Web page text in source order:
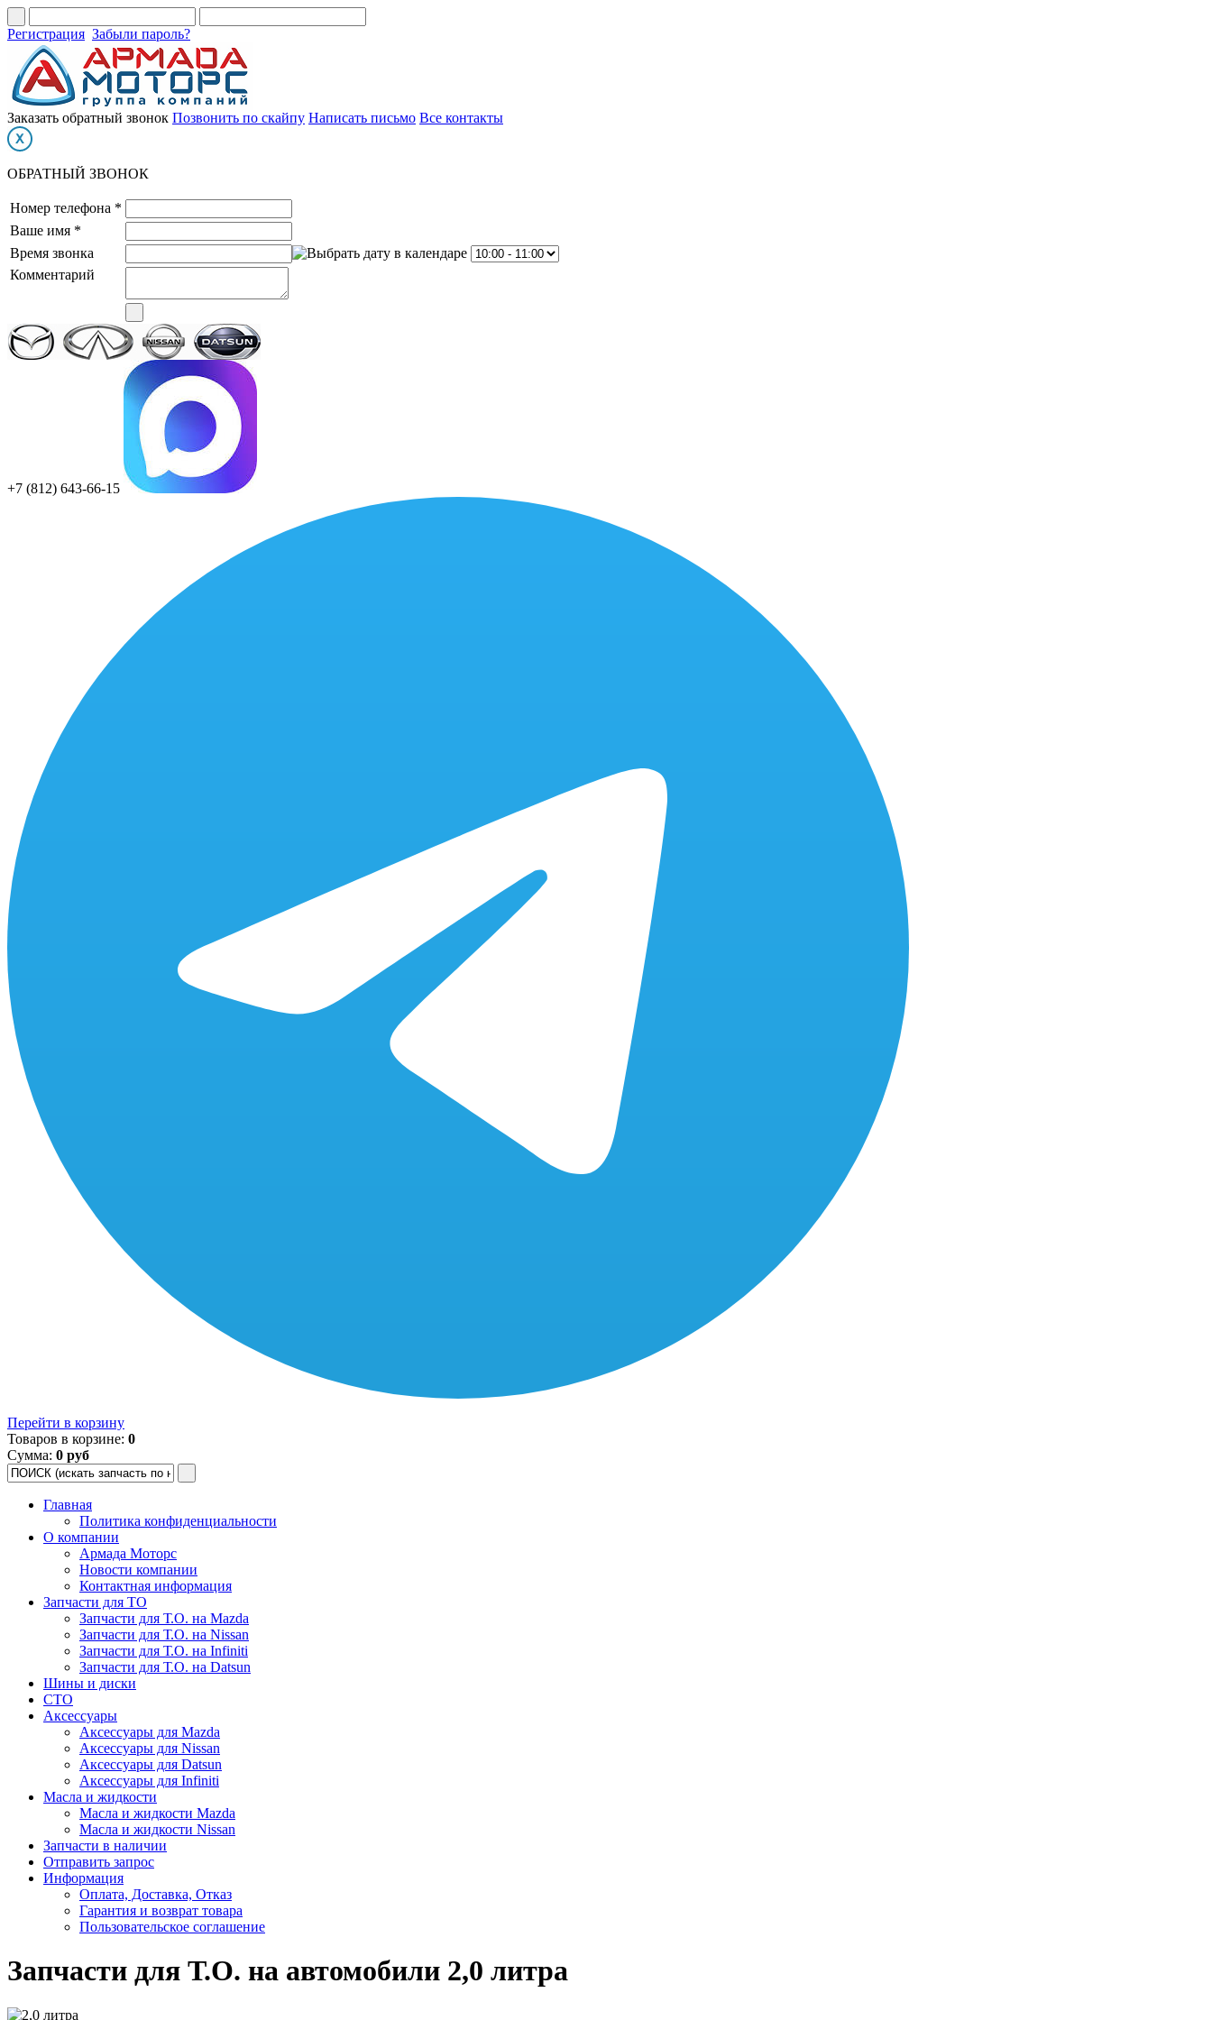
Регистрация Забыли пароль?
Заказать обратный звонок Позвонить по скайпу Написать письмо Все контакты
ОБРАТНЫЙ ЗВОНОК
Номер телефона *
Ваше имя *
Время звонка
Комментарий
+7 (812) 643-66-15
Перейти в корзину
Товаров в корзине: 0
Сумма: 0 руб
Главная
Политика конфиденциальности
О компании
Армада Моторс
Новости компании
Контактная информация
Запчасти для ТО
Запчасти для Т.О. на Mazda
Запчасти для Т.О. на Nissan
Запчасти для Т.О. на Infiniti
Запчасти для Т.О. на Datsun
Шины и диски
СТО
Аксессуары
Аксессуары для Mazda
Аксессуары для Nissan
Аксессуары для Datsun
Аксессуары для Infiniti
Масла и жидкости
Масла и жидкости Mazda
Масла и жидкости Nissan
Запчасти в наличии
Отправить запрос
Информация
Оплата, Доставка, Отказ
Гарантия и возврат товара
Пользовательское соглашение
Запчасти для Т.О. на автомобили 2,0 литра